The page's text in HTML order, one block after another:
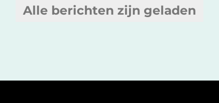
Alle berichten zijn geladen